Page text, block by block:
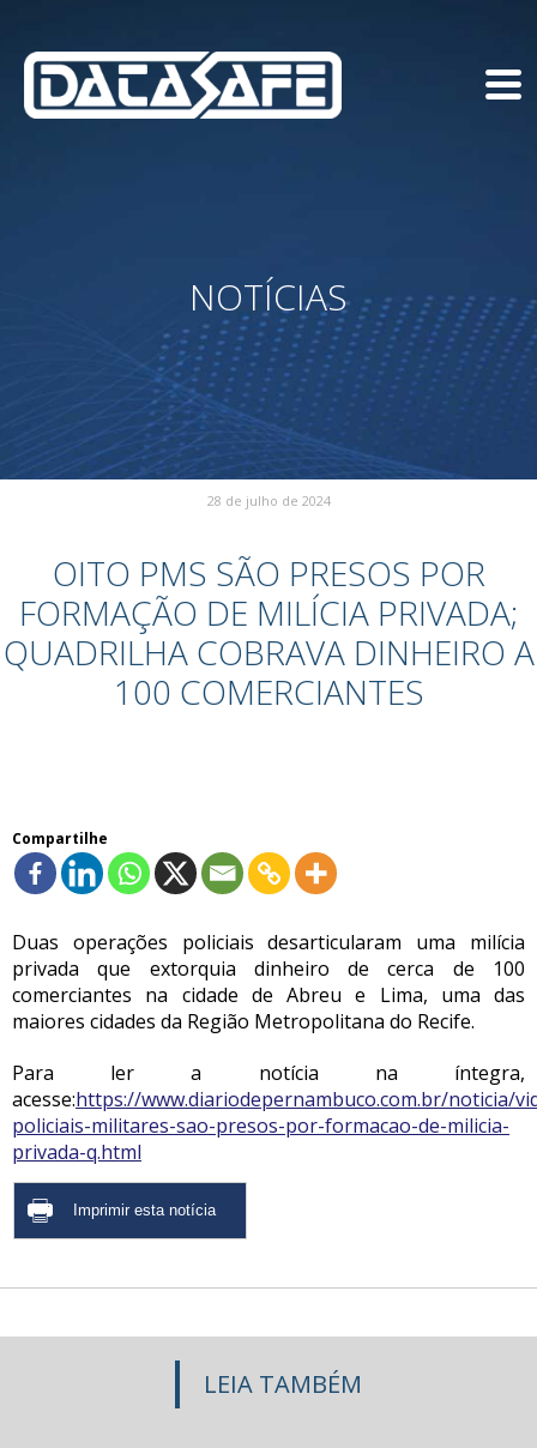
NOTÍCIAS
28 de julho de 2024
OITO PMS SÃO PRESOS POR
FORMAÇÃO DE MILÍCIA PRIVADA;
QUADRILHA COBRAVA DINHEIRO A
100 COMERCIANTES
Compartilhe
Duas operações policiais desarticularam uma milícia
privada que extorquia dinheiro de cerca de 100
comerciantes na cidade de Abreu e Lima, uma das
maiores cidades da Região Metropolitana do Recife.
Para ler a notícia na íntegra,
acesse:https://www.diariodepernambuco.com.br/noticia/
policiais-militares-sao-presos-por-formacao-de-milicia-
privada-q.html
LEIA TAMBÉM